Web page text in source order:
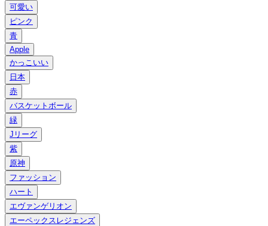
可愛い
ピンク
青
Apple
かっこいい
日本
赤
バスケットボール
緑
Jリーグ
紫
原神
ファッション
ハート
エヴァンゲリオン
エーペックスレジェンズ